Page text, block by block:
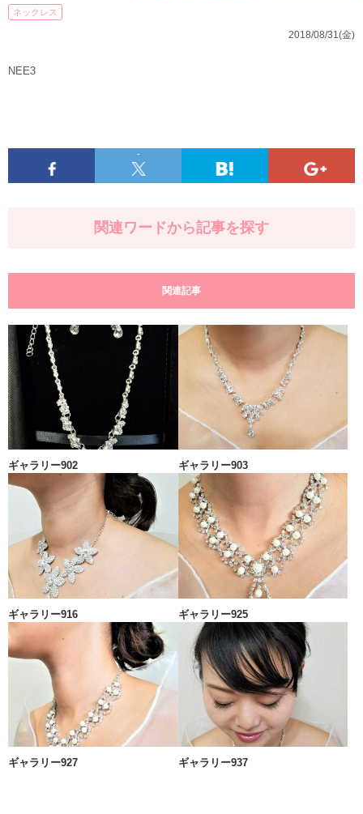
ネックレス
2018/08/31(金)
NEE3
-
関連ワードから記事を探す
関連記事
ギャラリー902 ギャラリー903
ギャラリー916 ギャラリー925
ギャラリー927 ギャラリー937